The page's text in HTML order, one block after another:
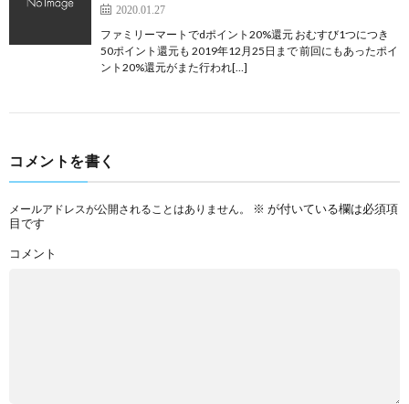
2020.01.27
ファミリーマートでdポイント20%還元 おむすび1つにつき
50ポイント還元も 2019年12月25日まで 前回にもあったポイ
ント20%還元がまた行われ[…]
コメントを書く
メールアドレスが公開されることはありません。 ※ が付いている欄は必須項
目です
コメント